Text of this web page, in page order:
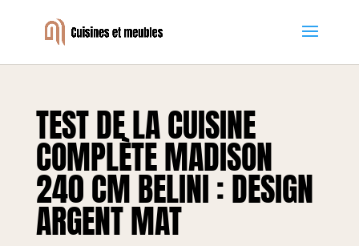
TEST DE LA CUISINE
COMPLÈTE MADISON
240 CM BELINI : DESIGN
ARGENT MAT